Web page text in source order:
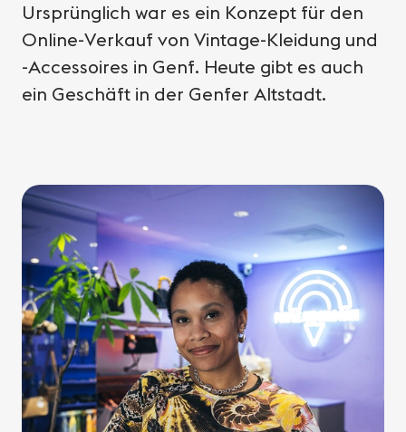
Ursprünglich war es ein Konzept für den
Online-Verkauf von Vintage-Kleidung und
-Accessoires in Genf. Heute gibt es auch
ein Geschäft in der Genfer Altstadt.